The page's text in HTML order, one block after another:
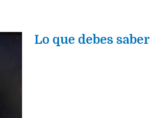
Lo que debes saber